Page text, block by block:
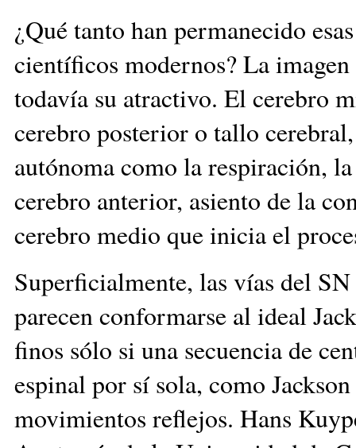
¿Qué tanto han permanecido
científicos modernos? La
todavía su atractivo. El cerebro
cerebro posterior o tallo
autónoma como la respiración,
cerebro anterior, asiento de la
cerebro medio que inicia el
Superficialmente, las vías del
parecen conformarse al ideal
finos sólo si una secuencia de
espinal por sí sola, como
movimientos reflejos. Hans